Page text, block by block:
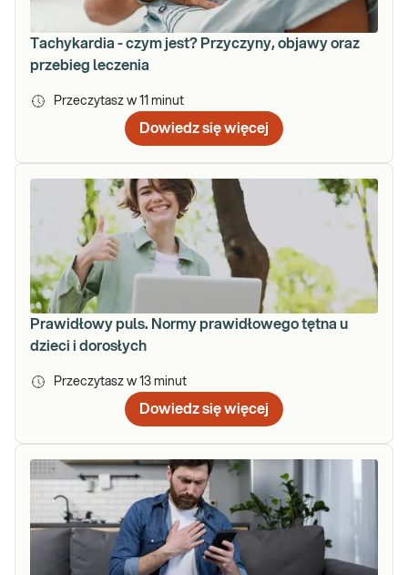
Tachykardia - czym jest? Przyczyny, objawy oraz
przebieg leczenia
Przeczytasz w 11 minut
Dowiedz się więcej
Prawidłowy puls. Normy prawidłowego tętna u
dzieci i dorosłych
Przeczytasz w 13 minut
Dowiedz się więcej